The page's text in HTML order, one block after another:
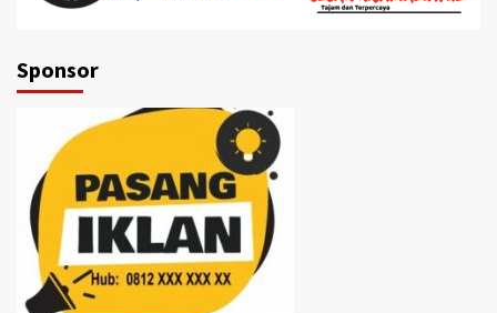
Sponsor